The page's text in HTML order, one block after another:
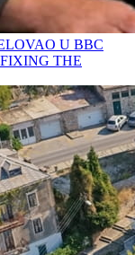
U BBC
THE